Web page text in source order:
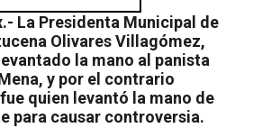
La Presidenta Municipal de
Olivares Villagómez,
la mano al panista
y por el contrario
quien levantó la mano de
para causar controversia.